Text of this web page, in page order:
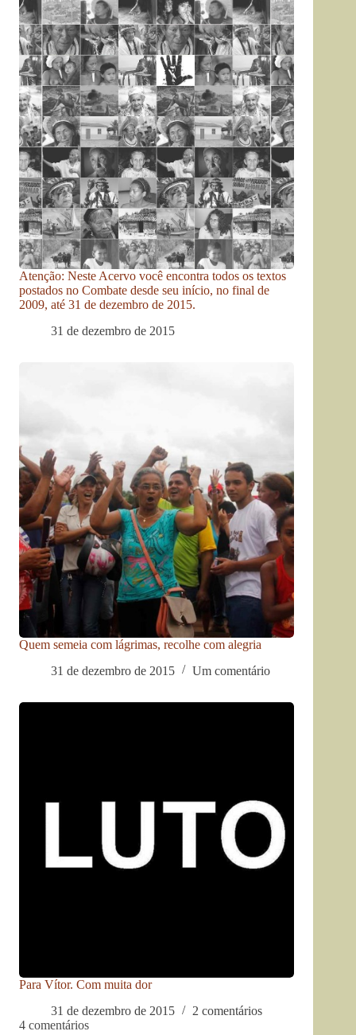
Atenção: Neste Acervo você encontra todos os textos
postados no Combate desde seu início, no final de
2009, até 31 de dezembro de 2015.
31 de dezembro de 2015
Quem semeia com lágrimas, recolhe com alegria
31 de dezembro de 2015
Um comentário
Para Vítor. Com muita dor
31 de dezembro de 2015
2 comentários
4 comentários